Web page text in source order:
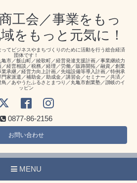
工会／事業をもっ
をもっと元気に！
てビジネスやまちづくりのために活動を行う総合経済
団体です！
市／飯山町／綾歌町／経営発達支援計画／事業継続力
経営相談／税務／経理／労働／販路開拓／融資／創業
承継／経営力向上計画／先端設備等導入計画／特例承
家派遣／補助金／助成金／講習会／セミナー／共済／
／あやうたふるさとまつり／丸亀市創業塾／讃岐のイ
ッピン
0877-86-2156
お問い合わせ
MENU